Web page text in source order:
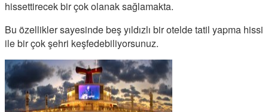
hissettirecek bir çok olanak sağlamakta.
Bu özellikler sayesinde beş yıldızlı bir otelde tatil yapma hissi
ile bir çok şehri keşfedebiliyorsunuz.